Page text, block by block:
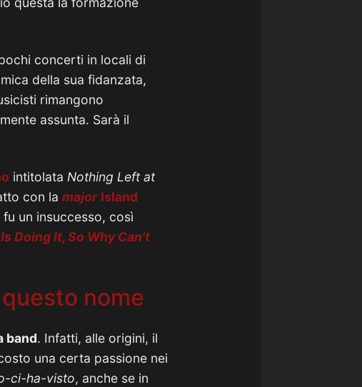
concerti in locali di
della sua fidanzata,
rimangono
assunta. Sarà il
intitolata Nothing Left at
con la major Island
fu un insuccesso, così
Doing It, So Why Can’t
nome
band. Infatti, alle origini, il
una certa passione nei
ci-ha-visto, anche se in